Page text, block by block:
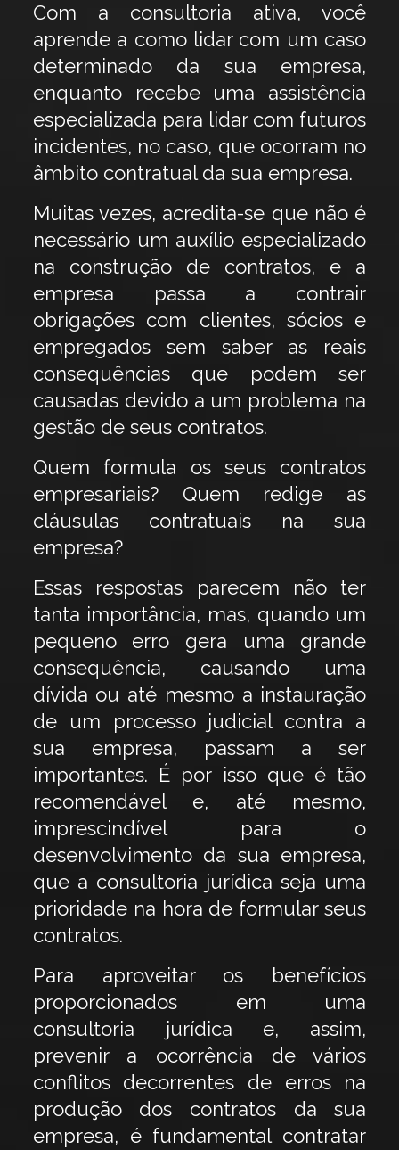
Com a consultoria ativa, você
aprende a como lidar com um caso
determinado da sua empresa,
enquanto recebe uma assistência
especializada para lidar com futuros
incidentes, no caso, que ocorram no
âmbito contratual da sua empresa.
Muitas vezes, acredita-se que não é
necessário um auxílio especializado
na construção de contratos, e a
empresa passa a contrair
obrigações com clientes, sócios e
empregados sem saber as reais
consequências que podem ser
causadas devido a um problema na
gestão de seus contratos.
Quem formula os seus contratos
empresariais? Quem redige as
cláusulas contratuais na sua
empresa?
Essas respostas parecem não ter
tanta importância, mas, quando um
pequeno erro gera uma grande
consequência, causando uma
dívida ou até mesmo a instauração
de um processo judicial contra a
sua empresa, passam a ser
importantes. É por isso que é tão
recomendável e, até mesmo,
imprescindível para o
desenvolvimento da sua empresa,
que a consultoria jurídica seja uma
prioridade na hora de formular seus
contratos.
Para aproveitar os benefícios
proporcionados em uma
consultoria jurídica e, assim,
prevenir a ocorrência de vários
conflitos decorrentes de erros na
produção dos contratos da sua
empresa, é fundamental contratar